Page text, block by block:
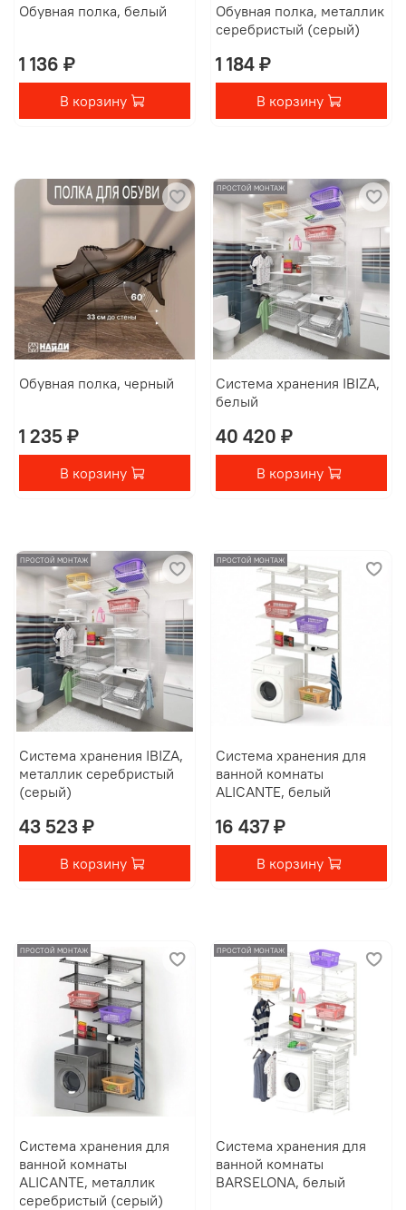
Обувная полка, белый
1 136 ₽
В корзину
Обувная полка, металлик
серебристый (серый)
1 184 ₽
В корзину
Обувная полка, черный
1 235 ₽
В корзину
ПРОСТОЙ МОНТАЖ
Система хранения IBIZA,
белый
40 420 ₽
В корзину
ПРОСТОЙ МОНТАЖ
Система хранения IBIZA,
металлик серебристый
(серый)
43 523 ₽
В корзину
ПРОСТОЙ МОНТАЖ
Система хранения для
ванной комнаты
ALICANTE, белый
16 437 ₽
В корзину
ПРОСТОЙ МОНТАЖ
Система хранения для
ванной комнаты
ALICANTE, металлик
серебристый (серый)
ПРОСТОЙ МОНТАЖ
Система хранения для
ванной комнаты
BARSELONA, белый